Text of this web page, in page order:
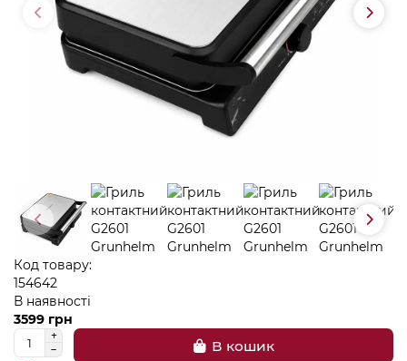
Код товару:
154642
В наявності
3599 грн
В кошик